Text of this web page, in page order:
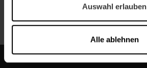
Auswahl erlauben
Alle ablehnen